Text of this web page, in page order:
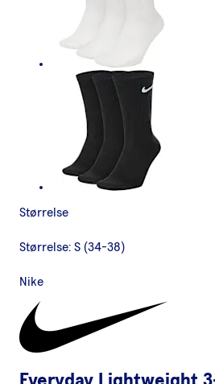
Størrelse
Størrelse: S (34-38)
Nike